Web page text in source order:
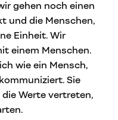
gehen noch einen
und die Menschen,
Einheit. Wir
einem Menschen.
wie ein Mensch,
Sie
Werte vertreten,